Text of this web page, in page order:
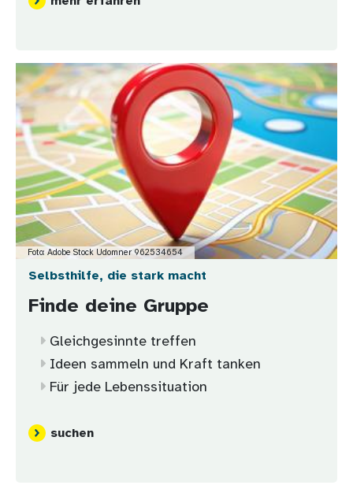
Bild
Foto: Adobe Stock Udomner 962534654
Selbsthilfe, die stark macht
Finde deine Gruppe
Gleichgesinnte treffen
Ideen sammeln und Kraft tanken
Für jede Lebenssituation
suchen